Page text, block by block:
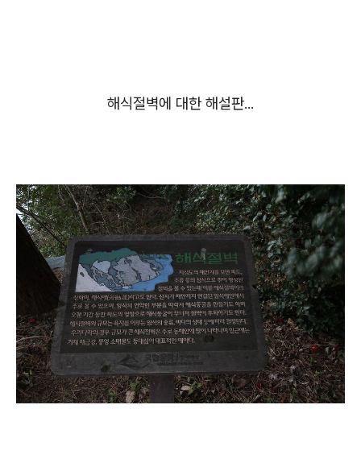
해식절벽에 대한 해설판...